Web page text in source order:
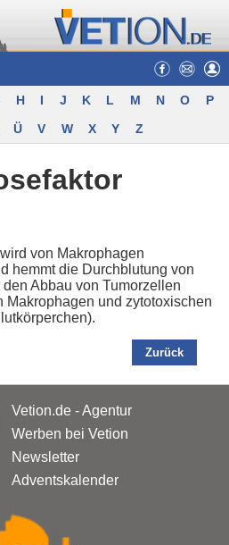
H I J K L M N O
P
Ü V W X Y Z
von Makrophagen
hemmt die Durchblutung von
Abbau von Tumorzellen
Makrophagen und zytotoxischen
Zurück
Vetion.de - Agentur
Werben bei Vetion
Newsletter
Adventskalender